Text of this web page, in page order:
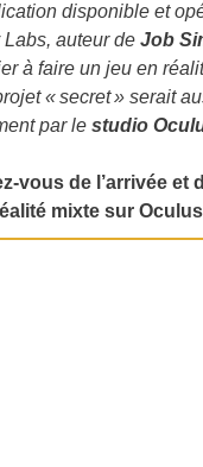
disponible et
Labs, auteur deJob
à faire un jeu en
« secret » serait
par lestudio
vous de l’arrivée et
mixte sur